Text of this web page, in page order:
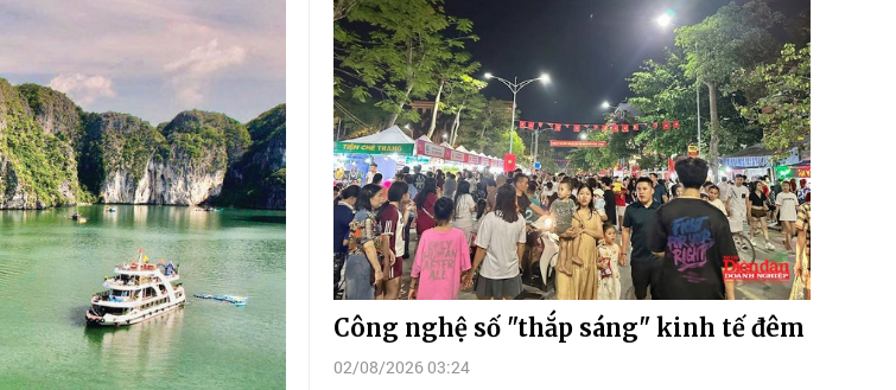
Công nghệ số "thắp sáng" kinh tế đêm
02/08/2026 03:24